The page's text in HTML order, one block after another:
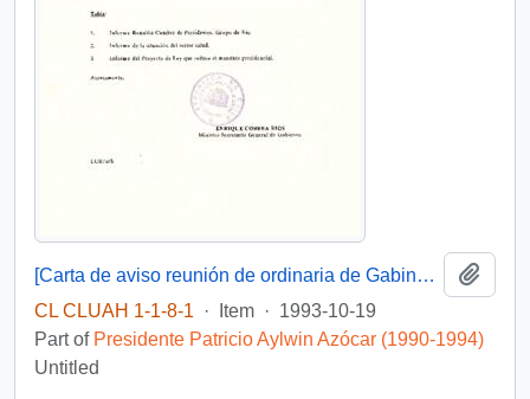
[Carta de aviso reunión de ordinaria de Gabinete Presidencial y Acta de Consejo de Gabinete]
CL CLUAH 1-1-8-1
· Item · 1993-10-19
Part of Presidente Patricio Aylwin Azócar (1990-1994)
Untitled